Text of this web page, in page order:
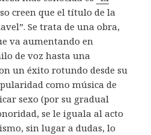
creen que el título de la
Se trata de una obra,
va aumentando en
de voz hasta una
un éxito rotundo desde su
como música de
sexo (por su gradual
se le iguala al acto
sin lugar a dudas, lo